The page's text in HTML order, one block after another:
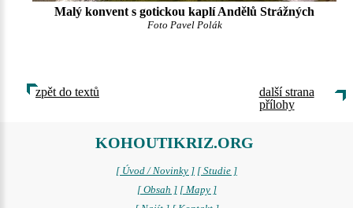
Malý konvent s gotickou kaplí Andělů Strážných
Foto Pavel Polák
zpět do textů
další strana
přílohy
KOHOUTIKRIZ.ORG
[ Úvod / Novinky ] [ Studie ]
[ Obsah ] [ Mapy ]